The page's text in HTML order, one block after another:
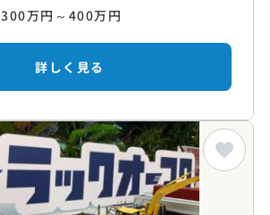
300万円～400万円
詳しく見る